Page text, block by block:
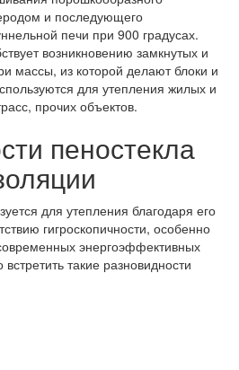
и последующего
печи при 900 градусах.
возникновению замкнутых и
массы, из которой делают блоки и
для утепления жилых и
прочих объектов.
пеностекла
для утепления благодаря его
гигроскопичности, особенно
энергоэффективных
такие разновидности